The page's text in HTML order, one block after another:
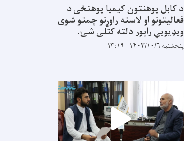
د کابل پوهنتون کیمیا پوهنځی د
فعالیتونو او لاسته راوړنو چمتو شوی
ویډیویي راپور دلته کتلی شئ.
پنجشنبه ۱۴۰۳/۱۰/۶ - ۱۳:۱۹